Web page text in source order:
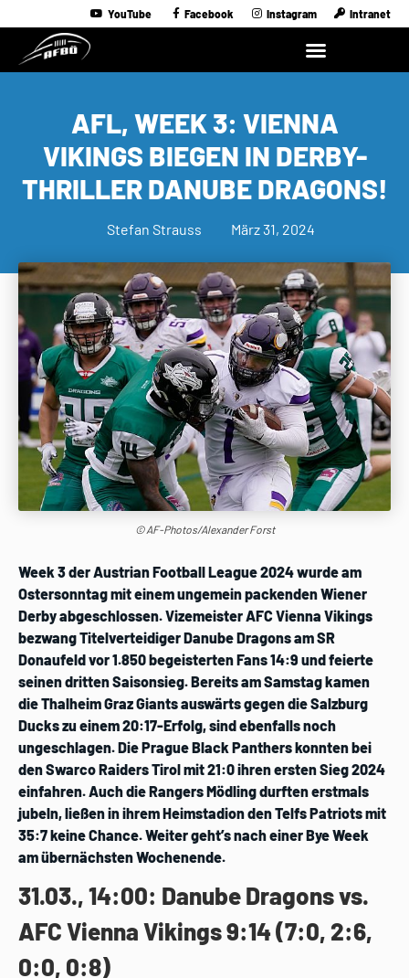
YouTube Facebook Instagram Intranet
AFL, WEEK 3: VIENNA
VIKINGS BIEGEN IN DERBY-
THRILLER DANUBE DRAGONS!
Stefan Strauss März 31, 2024
© AF-Photos/Alexander Forst
Week 3 der Austrian Football League 2024 wurde am
Ostersonntag mit einem ungemein packenden Wiener
Derby abgeschlossen. Vizemeister AFC Vienna Vikings
bezwang Titelverteidiger Danube Dragons am SR
Donaufeld vor 1.850 begeisterten Fans 14:9 und feierte
seinen dritten Saisonsieg. Bereits am Samstag kamen
die Thalheim Graz Giants auswärts gegen die Salzburg
Ducks zu einem 20:17-Erfolg, sind ebenfalls noch
ungeschlagen. Die Prague Black Panthers konnten bei
den Swarco Raiders Tirol mit 21:0 ihren ersten Sieg 2024
einfahren. Auch die Rangers Mödling durften erstmals
jubeln, ließen in ihrem Heimstadion den Telfs Patriots mit
35:7 keine Chance. Weiter geht’s nach einer Bye Week
am übernächsten Wochenende.
31.03., 14:00: Danube Dragons vs.
AFC Vienna Vikings 9:14 (7:0, 2:6,
0:0, 0:8)